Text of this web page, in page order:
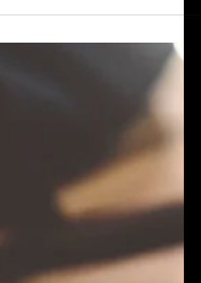
e a confiabilidade...